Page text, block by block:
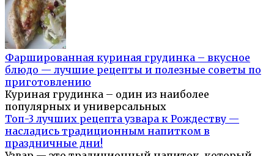
Фаршированная куриная грудинка – вкусное
блюдо — лучшие рецепты и полезные советы по
приготовлению
Куриная грудинка – один из наиболее
популярных и универсальных
Топ-3 лучших рецепта узвара к Рождеству —
насладись традиционным напитком в
праздничные дни!